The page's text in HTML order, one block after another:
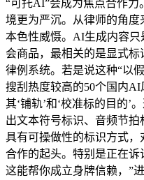
“可托AI”会成为焦点合作
境更为严沉。从律师的角
本色性威慑。AI生成内容
会商品，最相关的是显式
律例系统。若是说这种“以
搜刮热度较高的50个国内
其‘铺轨’和‘校准标的目的’
出文本符号标识、音频节拍
具有可操做性的标识方式
合作的起头。特别是正在诉
这能帮你成立身牌信赖，”